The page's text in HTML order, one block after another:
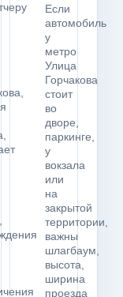
Если
автомобиль
у
метро
Улица
Горчакова
стоит
во
дворе,
паркинге,
у
вокзала
или
на
закрытой
территории,
важны
шлагбаум,
высота,
ширина
проезда